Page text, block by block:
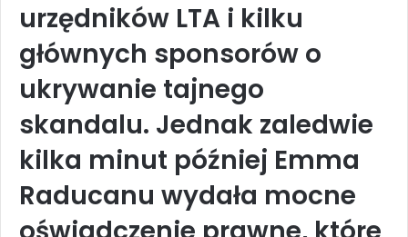
urzędników LTA i kilku
głównych sponsorów o
ukrywanie tajnego
skandalu. Jednak zaledwie
kilka minut później Emma
Raducanu wydała mocne